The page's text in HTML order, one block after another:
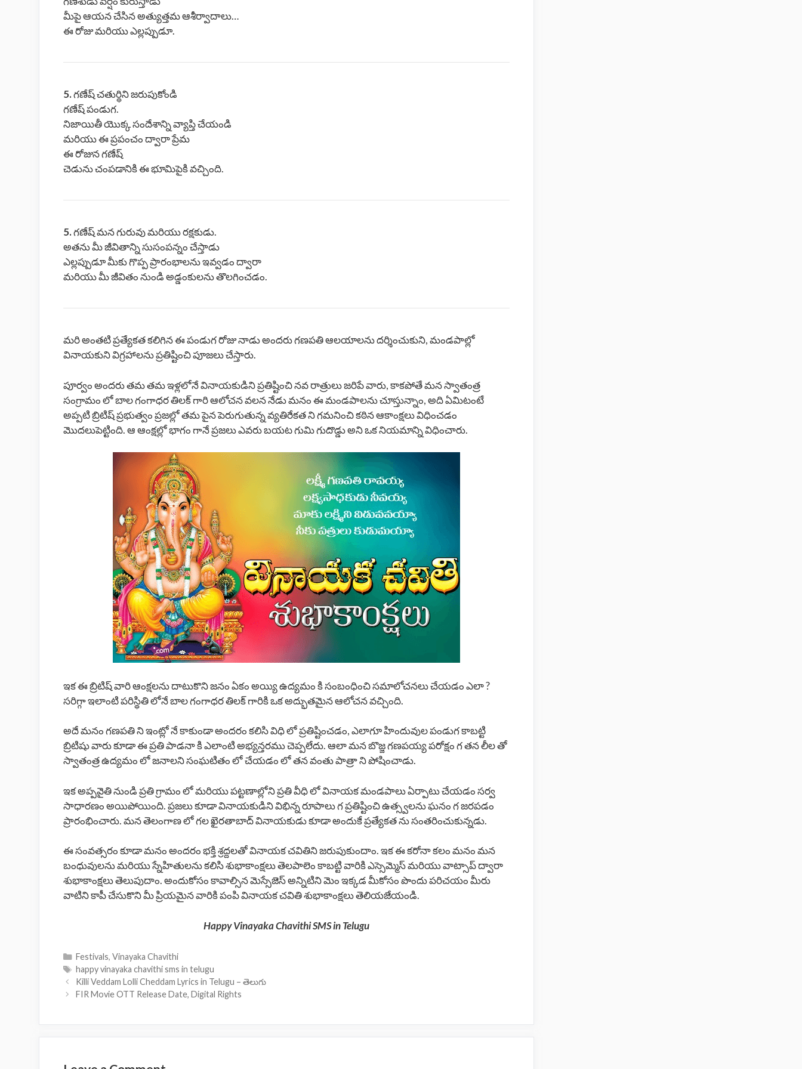
మీపై ఆయన చేసిన అత్యుత్తమ ఆశీర్వాదాలు…
ఈ రోజు మరియు ఎల్లప్పుడూ.
5.గణేష్ చతుర్థిని జరుపుకోండి
గణేష్ పండుగ.
నిజాయితీ యొక్క సందేశాన్ని వ్యాప్తి చేయండి
మరియు ఈ ప్రపంచం ద్వారా ప్రేమ
ఈ రోజున గణేష్
చెడును చంపడానికి ఈ భూమిపైకి వచ్చింది.
5.గణేష్ మన గురువు మరియు రక్షకుడు.
అతను మీ జీవితాన్ని సుసంపన్నం చేస్తాడు
ఎల్లప్పుడూ మీకు గొప్ప ప్రారంభాలను ఇవ్వడం ద్వారా
మరియు మీ జీవితం నుండి అడ్డంకులను తొలగించడం.
మరి అంతటి ప్రత్యేకత కలిగిన ఈ పండుగ రోజు నాడు అందరు గణపతి ఆలయాలను దర్శించుకుని, మండపాల్లో
వినాయకుని విగ్రహాలను ప్రతిష్టించి పూజలు చేస్తారు.
పూర్వం అందరు తమ తమ ఇళ్లలోనే వినాయకుడిని ప్రతిష్టించి నవ రాత్రులు జరిపే వారు, కాకపోతే మన స్వాతంత్ర
సంగ్రామం లో బాల గంగాధర తిలక్ గారి ఆలోచన వలన నేడు మనం ఈ మండపాలను చూస్తున్నాం, అది ఏమిటంటే
అప్పటి బ్రిటిష్ ప్రభుత్వం ప్రజల్లో తమ పైన పెరుగుతున్న వ్యతిరేకత ని గమనించి కఠిన ఆకాంక్షలు విధించడం
మొదలుపెట్టింది. ఆ ఆంక్షల్లో భాగం గానే ప్రజలు ఎవరు బయట గుమి గుదొడ్డు అని ఒక నియమాన్ని విధించారు.
ఇక ఈ బ్రిటిష్ వారి ఆంక్షలను దాటుకొని జనం ఏకం అయ్యి ఉద్యమం కి సంబంధించి సమాలోచనలు చేయడం ఎలా ?
సరిగ్గా ఇలాంటి పరిస్థితి లోనే బాల గంగాధర తిలక్ గారికి ఒక అద్భుతమైన ఆలోచన వచ్చింది.
అదే మనం గణపతి ని ఇంట్లో నే కాకుండా అందరం కలిసి విధి లో ప్రతిష్టించడం, ఎలాగూ హిందువుల పండుగ కాబట్టి
బ్రిటిషు వారు కూడా ఈ ప్రతి పాడనా కి ఎలాంటి అభ్యన్తరము చెప్పలేదు. ఆలా మన బొజ్జ గణపయ్య పరోక్షం గ తన లీల తో
స్వాతంత్ర ఉద్యమం లో జనాలని సంఘటితం లో చేయడం లో తన వంతు పాత్రా ని పోషించాడు.
ఇక అప్పవైతి నుండి ప్రతి గ్రామం లో మరియు పట్టణాల్లోని ప్రతి వీధి లో వినాయక మండపాలు ఏర్పాటు చేయడం సర్వ
సాధారణం అయిపోయింది. ప్రజలు కూడా వినాయకుడిని విభిన్న రూపాలు గ ప్రతిష్టించి ఉత్స్వలను ఘనం గ జరపడం
ప్రారంభించారు. మన తెలంగాణ లో గల ఖైరతాబాద్ వినాయకుడు కూడా అందుకే ప్రత్యేకత ను సంతరించుకున్నడు.
ఈ సంవత్సరం కూడా మనం అందరం భక్తి శ్రద్దలతో వినాయక చవితిని జరుపుకుందాం. ఇక ఈ కరోనా కలం మనం మన
బంధువులను మరియు స్నేహితులను కలిసి శుభాకాంక్షలు తెలపాలెం కాబట్టి వారికి ఎస్సెమ్మెస్ మరియు వాట్సాప్ ద్వారా
శుభాకాంక్షలు తెలుపుదాం. అందుకోసం కావాల్సిన మెస్సేజెస్ అన్నిటిని మెం ఇక్కడ మీకోసం పొందు పరిచయం మీరు
వాటిని కాపీ చేసుకొని మీ ప్రియమైన వారికి పంపి వినాయక చవితి శుభాకాంక్షలు తెలియజేయండి.
Happy Vinayaka Chavithi SMS in Telugu
Categories
Festivals,Vinayaka Chavithi
Tags
happy vinayaka chavithi sms in telugu
Killi Veddam Lolli Cheddam Lyrics in Telugu – తెలుగు
FIR Movie OTT Release Date, Digital Rights